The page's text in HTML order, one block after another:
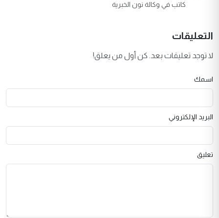
كاتب في وكالة نون الخبرية
التعليقات
لا توجد تعليقات بعد. كن أول من يعلق!
اسمك
البريد الإلكتروني
تعليق